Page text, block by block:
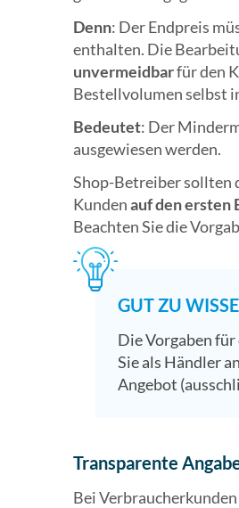
Denn: Der Endpreis
enthalten. Die
unvermeidbarfür den
Bestellvolumen selbst
Bedeutet: Der
ausgewiesen werden.
Shop-Betreiber sollten
Kundenauf den
Beachten Sie die
GUT ZU
Die Vorgaben
Sie als Händler
Angebot
Transparente
Bei